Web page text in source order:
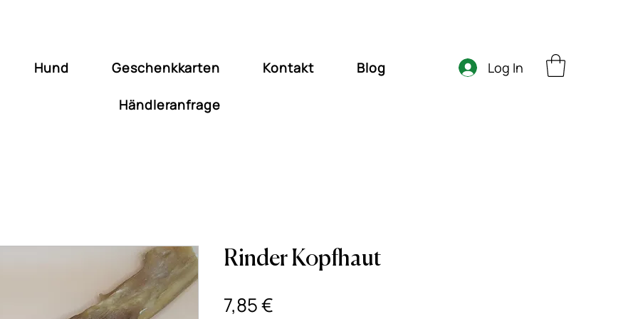
Hund Geschenkkarten Kontakt Blog
Händleranfrage
Log In
Rinder Kopfhaut
7,85 €